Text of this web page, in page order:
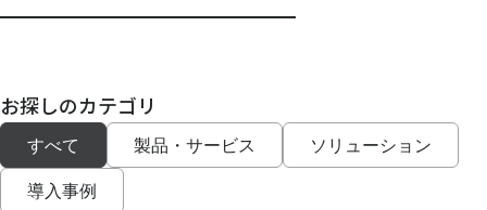
お探しのカテゴリ
すべて 製品・サービス ソリューション
導入事例